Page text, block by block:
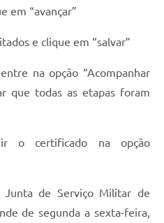
em “avançar”
e clique em “salvar”
na opção “Acompanhar
que todas as etapas foram
o certificado na opção
Junta de Serviço Militar de
de segunda a sexta-feira,